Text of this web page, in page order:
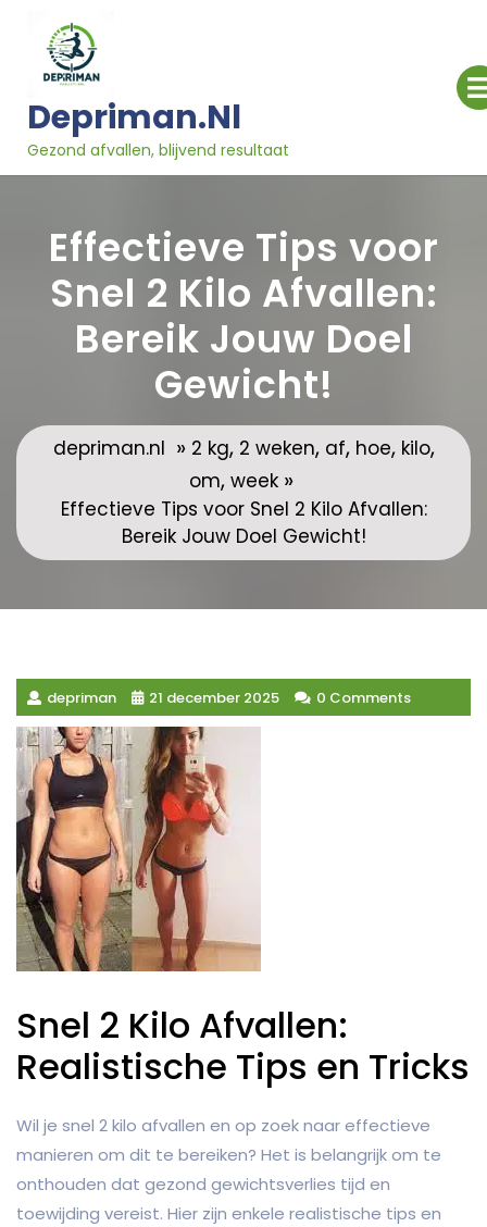
inhoud
Depriman.nl
Gezond afvallen, blijvend resultaat
Effectieve Tips voor
Snel 2 Kilo Afvallen:
Bereik Jouw Doel
Gewicht!
depriman.nl » 2 kg, 2 weken, af, hoe, kilo,
om, week»
Effectieve Tips voor Snel 2 Kilo Afvallen:
Bereik Jouw Doel Gewicht!
depriman 21 december 2025 0 Comments
Snel 2 Kilo Afvallen:
Realistische Tips en Tricks
Wil je snel 2 kilo afvallen en op zoek naar effectieve
manieren om dit te bereiken? Het is belangrijk om te
onthouden dat gezond gewichtsverlies tijd en
toewijding vereist. Hier zijn enkele realistische tips en